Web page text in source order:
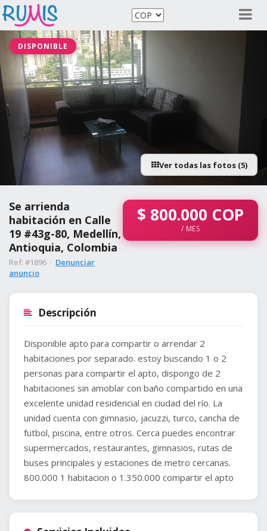
DISPONIBLE
Ver todas las fotos (5)
Se arrienda
habitación en Calle
19 #43g-80, Medellín,
Antioquia, Colombia
Ref: #1896 · Denunciar
anuncio
$ 800.000 COP
/ MES
Descripción
Disponible apto para compartir o arrendar 2
habitaciones por separado. estoy buscando 1 o 2
personas para compartir el apto, dispongo de 2
habitaciones sin amoblar con baño compartido en una
excelente unidad residencial en ciudad del río. La
unidad cuenta con gimnasio, jacuzzi, turco, cancha de
futbol, piscina, entre otros. Cerca puedes encontrar
supermercados, restaurantes, gimnasios, rutas de
buses principales y estaciones de metro cercanas.
800.000 1 habitacion o 1.350.000 compartir el apto